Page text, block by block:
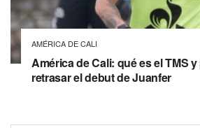
AMÉRICA DE CALI
América de Cali: qué es el TMS
retrasar el debut de Juanfer